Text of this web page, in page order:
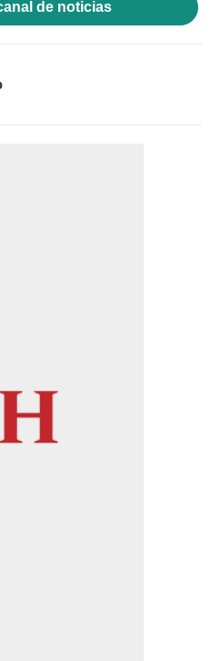
de noticias